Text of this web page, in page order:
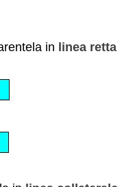
in linea retta